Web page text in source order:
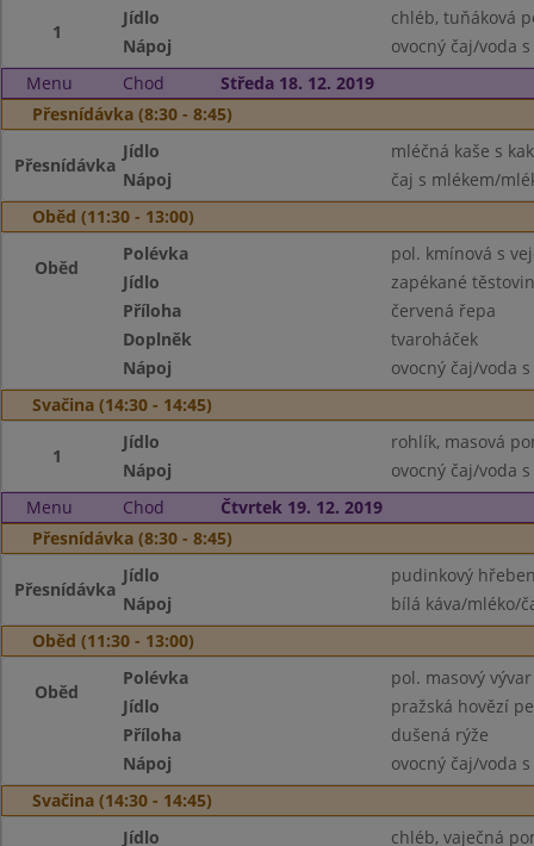
1
Jídlo
chléb, tuňáková
Nápoj
ovocný čaj/voda
Menu
Chod
Středa 18. 12. 2019
Přesnídávka (8:30 - 8:45)
Přesnídávka
Jídlo
mléčná kaše s
Nápoj
čaj s mlékem/
Oběd (11:30 - 13:00)
Oběd
Polévka
pol. kmínová s
Jídlo
zapékané
Příloha
červená řepa
Doplněk
tvaroháček
Nápoj
ovocný čaj/voda
Svačina (14:30 - 14:45)
1
Jídlo
rohlík, masová
Nápoj
ovocný čaj/voda
Menu
Chod
Čtvrtek 19. 12. 2019
Přesnídávka (8:30 - 8:45)
Přesnídávka
Jídlo
pudinkový
Nápoj
bílá káva/mléko/
Oběd (11:30 - 13:00)
Oběd
Polévka
pol. masový
Jídlo
pražská hovězí
Příloha
dušená rýže
Nápoj
ovocný čaj/voda
Svačina (14:30 - 14:45)
Jídlo
chléb, vaječná